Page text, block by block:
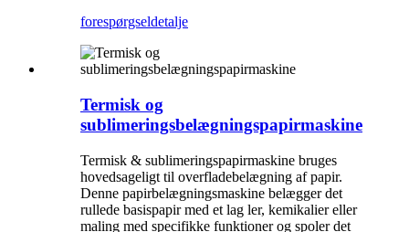
forespørgseldetalje
Termisk og
sublimeringsbelægningspapirmaskine
Termisk & sublimeringspapirmaskine bruges
hovedsageligt til overfladebelægning af papir.
Denne papirbelægningsmaskine belægger det
rullede basispapir med et lag ler, kemikalier eller
maling med specifikke funktioner og spoler det